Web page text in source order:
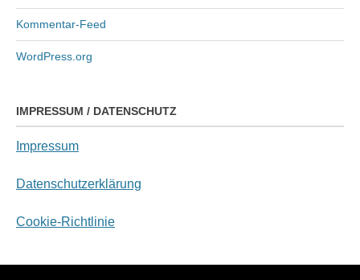
Kommentar-Feed
WordPress.org
IMPRESSUM / DATENSCHUTZ
Impressum
Datenschutzerklärung
Cookie-Richtlinie